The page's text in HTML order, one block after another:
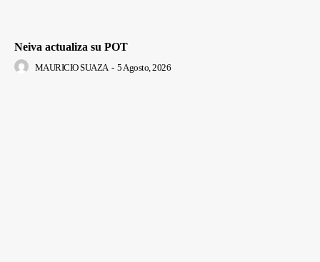
Neiva actualiza su POT
MAURICIO SUAZA - 5 Agosto, 2026